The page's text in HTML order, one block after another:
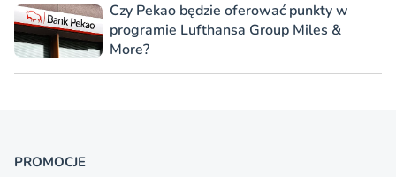
Czy Pekao będzie oferować punkty w
programie Lufthansa Group Miles &
More?
PROMOCJE